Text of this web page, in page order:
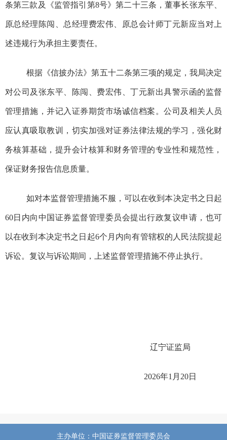
条第三款及《监管指引 第8号》第二十三条，董事长张东平、
原总经理陈闯、总经理费宏伟、原总会计师丁元新应当对上
述违规行为承担主要责任。
根据《信披办法》第五十二条第三项的规定，我局决定
对公司及张东平、陈闯、费宏伟、丁元新出具警示函的监督
管理措施，并记入证券期货市场诚信档案。公司及相关人员
应认真吸取教训，切实加强对证券法律法规的学习，强化财
务核算基础，提升会计核算和财务管理的专业性和规范性，
保证财务报告信息质量。
如对本监督管理措施不服，可以在收到本决定书之日起
60日内向中国证券监督管理委员会提出行政复议申请，也可
以在收到本决定书之日起6个月内向有管辖权的人民法院提起
诉讼。复议与诉讼期间，上述监督管理措施不停止执行。
辽宁证监局
2026年1月 20日
主办单位：中国证券监督管理委员会